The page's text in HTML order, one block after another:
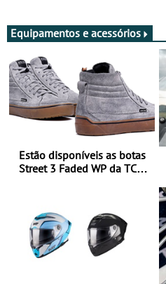
Equipamentos e acessórios
Estão disponíveis as botas
Street 3 Faded WP da TCX